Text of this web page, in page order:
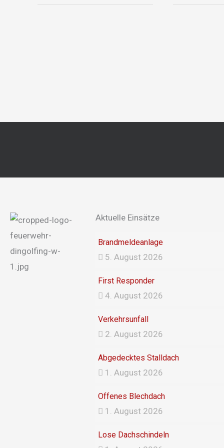
Aktuelle Einsätze
Brandmeldeanlage
5. August 2026
First Responder
4. August 2026
Verkehrsunfall
2. August 2026
Abgedecktes Stalldach
1. August 2026
Offenes Blechdach
1. August 2026
Lose Dachschindeln